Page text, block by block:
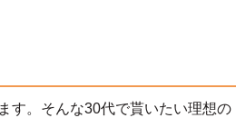
す。そんな30代で貰いたい理想の